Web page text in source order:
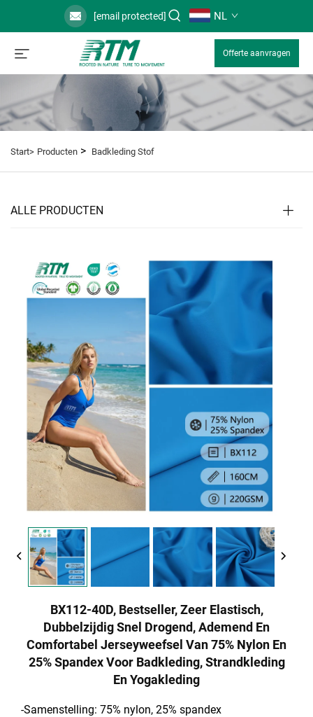
[email protected] NL
Offerte aanvragen
Start> Producten > Badkleding Stof
ALLE PRODUCTEN
BX112-40D, Bestseller, Zeer Elastisch,
Dubbelzijdig Snel Drogend, Ademend En
Comfortabel Jerseyweefsel Van 75% Nylon En
25% Spandex Voor Badkleding, Strandkleding
En Yogakleding
-Samenstelling: 75% nylon, 25% spandex